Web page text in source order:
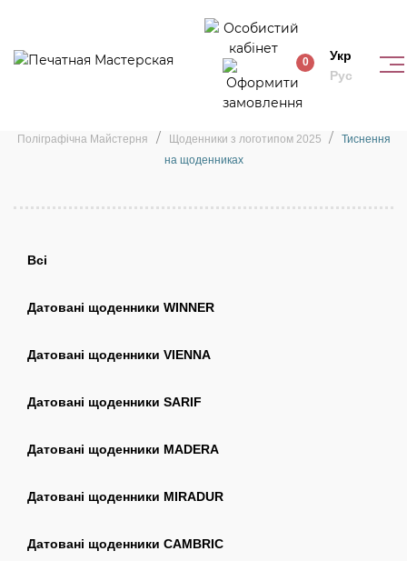
0
Укр
Рус
Тиснення на щоденниках
Поліграфічна Майстерня Щоденники з логотипом 2025
Тиснення
на щоденниках
Всі
Датовані щоденники WINNER
Датовані щоденники VIENNA
Датовані щоденники SARIF
Датовані щоденники MADERA
Датовані щоденники MIRADUR
Датовані щоденники CAMBRIC